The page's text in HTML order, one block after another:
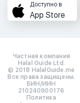
Доступно в
App Store
Частная компания
Halal Guide Ltd.
© 2018 HalalGuide.me
Все права защищены.
БИН/ИИН
210240900176
Политика